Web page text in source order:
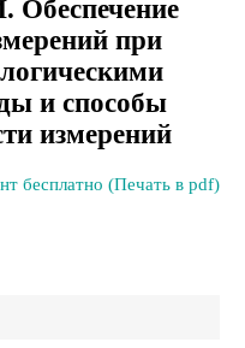
при
и способы
измерений
бесплатно (Печать в pdf)